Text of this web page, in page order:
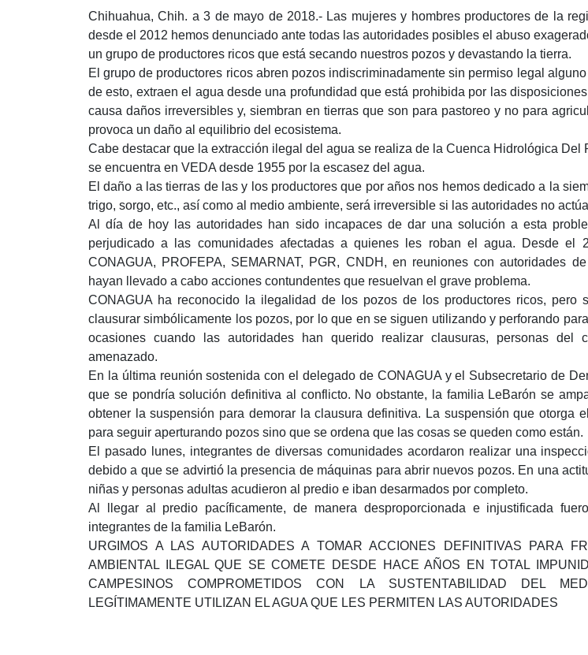
Chihuahua, Chih. a 3 de mayo de 2018.- Las mujeres y hombres productores de la
desde el 2012 hemos denunciado ante todas las autoridades posibles el abuso
un grupo de productores ricos que está secando nuestros pozos y devastando la tierra.
El grupo de productores ricos abren pozos indiscriminadamente sin permiso legal
de esto, extraen el agua desde una profundidad que está prohibida por las
causa daños irreversibles y, siembran en tierras que son para pastoreo y no para
provoca un daño al equilibrio del ecosistema.
Cabe destacar que la extracción ilegal del agua se realiza de la Cuenca Hidrológica Del
se encuentra en VEDA desde 1955 por la escasez del agua.
El daño a las tierras de las y los productores que por años nos hemos dedicado a la
trigo, sorgo, etc., así como al medio ambiente, será irreversible si las autoridades no
Al día de hoy las autoridades han sido incapaces de dar una solución a esta
perjudicado a las comunidades afectadas a quienes les roban el agua. Desde el
CONAGUA, PROFEPA, SEMARNAT, PGR, CNDH, en reuniones con autoridades
hayan llevado a cabo acciones contundentes que resuelvan el grave problema.
CONAGUA ha reconocido la ilegalidad de los pozos de los productores ricos, pero
clausurar simbólicamente los pozos, por lo que en se siguen utilizando y perforando
ocasiones cuando las autoridades han querido realizar clausuras, personas del
amenazado.
En la última reunión sostenida con el delegado de CONAGUA y el Subsecretario de
que se pondría solución definitiva al conflicto. No obstante, la familia LeBarón se
obtener la suspensión para demorar la clausura definitiva. La suspensión que otorga
para seguir aperturando pozos sino que se ordena que las cosas se queden como están.
El pasado lunes, integrantes de diversas comunidades acordaron realizar una
debido a que se advirtió la presencia de máquinas para abrir nuevos pozos. En una
niñas y personas adultas acudieron al predio e iban desarmados por completo.
Al llegar al predio pacíficamente, de manera desproporcionada e injustificada
integrantes de la familia LeBarón.
URGIMOS A LAS AUTORIDADES A TOMAR ACCIONES DEFINITIVAS PARA
AMBIENTAL ILEGAL QUE SE COMETE DESDE HACE AÑOS EN TOTAL
CAMPESINOS COMPROMETIDOS CON LA SUSTENTABILIDAD DEL
LEGÍTIMAMENTE UTILIZAN EL AGUA QUE LES PERMITEN LAS AUTORIDADES